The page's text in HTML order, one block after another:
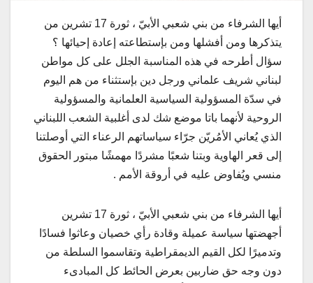
أيها الشرفاء من بني شعبي الأبيّ ، ثورة 17 تشرين من
يتذكرها ومن أفشلها ومن بإستطاعته إعادة إحيائها ؟
سؤال أطرحه في هذه المناسبة الجلل على كل مواطن
لبناني شريف علماني ورجل دين بإستثناء من هم اليوم
في سدّة المسؤولية السياسية العلمانية والمسؤولية
الروحية لأنهما باتا موضع شك لدى أغلبية الشعب اللبناني
الذي يُعاني الأمُريّن جرّاء سياساتهم الرعناء التي أوصلتنا
إلى قعر الهاوية وبتنا شعبًا مشردًا مهمشًا مبتور الحقوق
منسي ويُفاوض عليه في أروقة الأمم .
أيها الشرفاء من بني شعبي الأبيّ ، ثورة 17 تشرين
أجهضتها سياسة عميلة وقادة رأي خصيان وعاثوا فسادًا
وتدميرًا لكل القيم الديمقراطية وتقاسموا السلطة من
دون وجه حق ضاربين بعرض الحائط كل المبادىء